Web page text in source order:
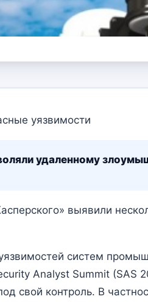
уязвимости
удаленному
выявили
систем
Analyst Summit (SAS
свой контроль. В